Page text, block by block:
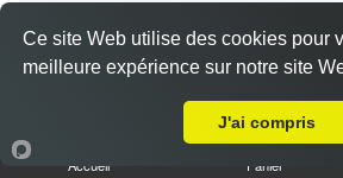
Base sauce tomate, mozzarella
Accueil Panier
Ce site Web utilise des cookies pour
meilleure expérience sur notre site
J'ai compris